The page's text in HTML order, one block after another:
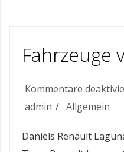
Fahrzeuge
Kommentare
admin
Allgemein
Daniels Renault